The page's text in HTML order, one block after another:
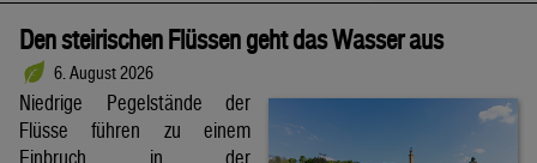
Den steirischen Flüssen geht das Wasser aus
6. August 2026
Niedrige Pegelstände der
Flüsse führen zu einem
Einbruch in der